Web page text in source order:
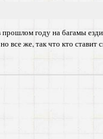
году на багамы
же, так что кто ставит